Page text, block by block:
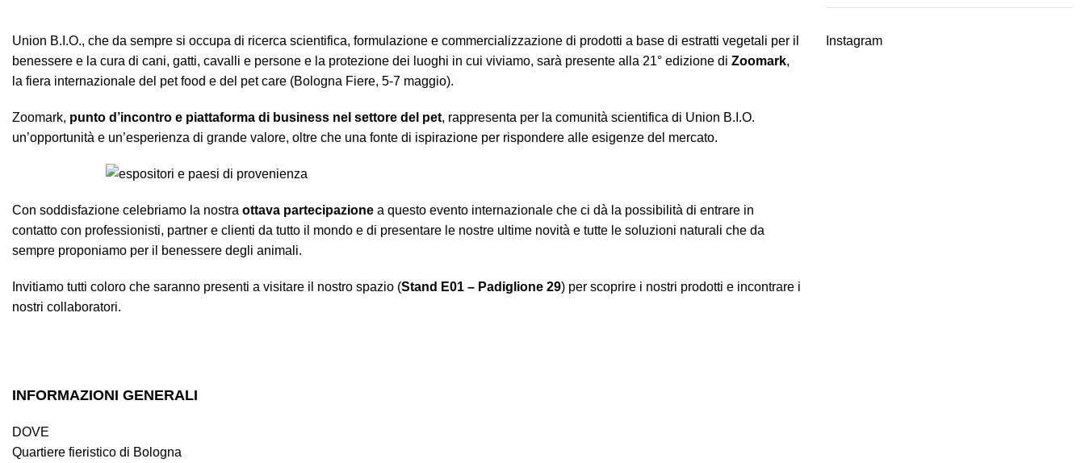
Union B.I.O., che da sempre si occupa di ricerca scientifica, formulazione e commercializzazione di prodotti a base di estratti vegetali per il
benessere e la cura di cani, gatti, cavalli e persone e la protezione dei luoghi in cui viviamo, sarà presente alla 21° edizione di Zoomark,
la fiera internazionale del pet food e del pet care (Bologna Fiere, 5-7 maggio).
Zoomark, punto d’incontro e piattaforma di business nel settore del pet, rappresenta per la comunità scientifica di Union B.I.O.
un’opportunità e un’esperienza di grande valore, oltre che una fonte di ispirazione per rispondere alle esigenze del mercato.
Con soddisfazione celebriamo la nostra ottava partecipazione a questo evento internazionale che ci dà la possibilità di entrare in
contatto con professionisti, partner e clienti da tutto il mondo e di presentare le nostre ultime novità e tutte le soluzioni naturali che da
sempre proponiamo per il benessere degli animali.
Invitiamo tutti coloro che saranno presenti a visitare il nostro spazio (Stand E01 – Padiglione 29) per scoprire i nostri prodotti e incontrare i
nostri collaboratori.
INFORMAZIONI GENERALI
DOVE
Quartiere fieristico di Bologna
Instagram